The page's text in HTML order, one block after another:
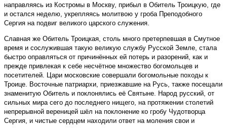
направляясь из Костромы в Москву, прибыл в Обитель Троицкую, где
и остался неделю, укрепляясь молитвою у гроба Преподобного
Сергия на подвиг великого царского служения.
Славная же Обитель Троицкая, столь много претерпевшая в Смутное
время и сослужившая такую великую службу Русской Земле, стала
быстро оправляться от причинённых ей потерь и разорений, как и
прежде привлекая к себе несчётное множество богомольцев и
посетителей. Цари московские совершали богомольные походы к
Троице. Восточные патриархи, приезжавшие на Русь, также посещали
знаменитую Обитель и поклонялись её Святыне. Народ русский, от
сильных мира сего до последнего нищего, на протяжении столетий
непрерывной вереницей шёл на поклонение ко гробу Чудотворца
Сергия, и чистые сердцем находили ответ на моления свои и